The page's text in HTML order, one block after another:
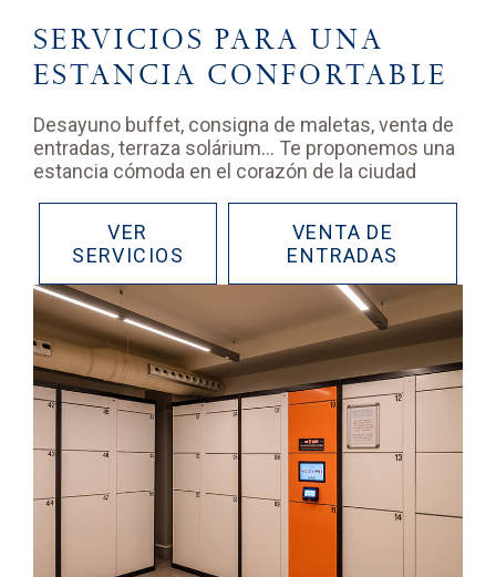
SERVICIOS PARA UNA
ESTANCIA CONFORTABLE
Desayuno buffet, consigna de maletas, venta de
entradas, terraza solárium… Te proponemos una
estancia cómoda en el corazón de la ciudad
VER
SERVICIOS
VENTA DE
ENTRADAS